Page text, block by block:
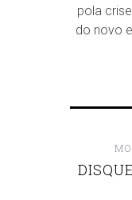
pola
do novo